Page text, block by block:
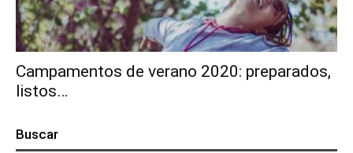
Campamentos de verano 2020: preparados,
listos…
Buscar